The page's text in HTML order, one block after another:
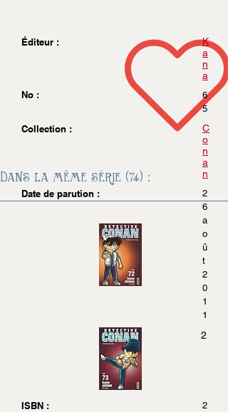
Éditeur :
K
a
n
a
No :
6
5
Collection :
C
o
n
a
n
Date de parution :
2
6
a
o
û
t
2
0
1
1
2
ISBN :
2
Dans la même série (74) :